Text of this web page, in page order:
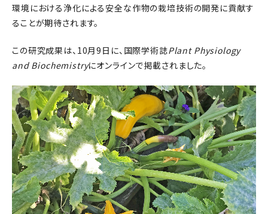
環境における浄化による安全な作物の栽培技術の開発に貢献す
ることが期待されます。
この研究成果は、10月9日に、国際学術誌Plant Physiology
and Biochemistryにオンラインで掲載されました。